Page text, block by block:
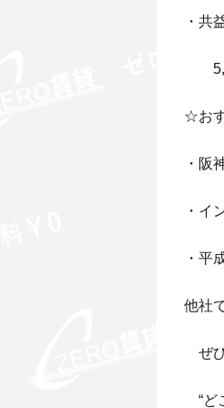
・共
☆お
・阪
・イ
・平
他社
ぜひ
“ど